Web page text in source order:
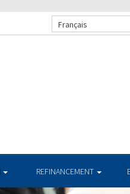
Français
REFINANCEMENT